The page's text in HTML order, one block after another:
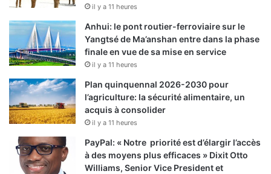
il y a 11 heures
Anhui: le pont routier-ferroviaire sur le
Yangtsé de Ma’anshan entre dans la phase
finale en vue de sa mise en service
il y a 11 heures
Plan quinquennal 2026-2030 pour
l’agriculture: la sécurité alimentaire, un
acquis à consolider
il y a 11 heures
PayPal: « Notre priorité est d’élargir l’accès
à des moyens plus efficaces » Dixit Otto
Williams, Senior Vice President et